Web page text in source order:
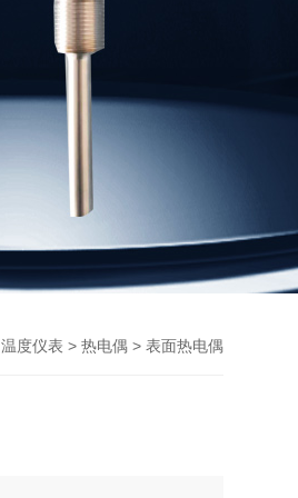
温度仪表 > 热电偶> 表面热电偶